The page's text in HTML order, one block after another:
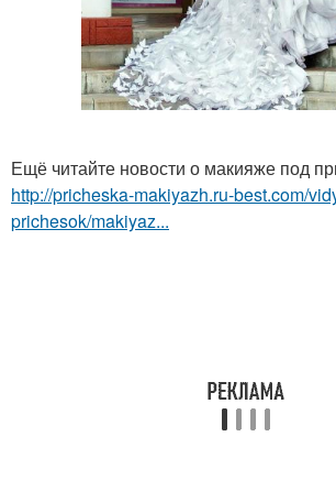
Ещё читайте новости о макияже под
http://pricheska-makiyazh.ru-best.com/
prichesok/makiyaz...